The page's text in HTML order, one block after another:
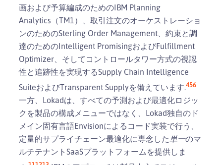
画および予算編成のためのIBM Planning
Analytics（TM1）、取引注文のオーケストレーショ
ンのためのSterling Order Management、約束と調
達のためのIntelligent PromisingおよびFulfillment
Optimizer、そしてコントロールタワー方式の視認
性と追跡性を実現するSupply Chain Intelligence
SuiteおよびTransparent Supplyを備えています.456
一方、Lokadは、すべての予測および最適化ロジッ
クを製品の構成メニューではなく、Lokad独自のド
メイン固有言語Envisionによるコード実装で行う、
定量的サプライチェーン最適化に専念した単一のマ
ルチテナントSaaSプラットフォームを提供しま